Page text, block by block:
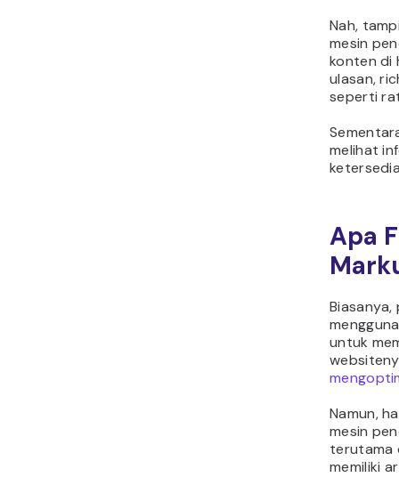
Nah,
mesin
konten di
ulasan,
seperti
melihat
Apa
untuk
Namun,
mesin
terutama
memiliki